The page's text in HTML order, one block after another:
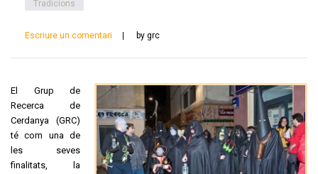
Tradicions
Escriure un comentari by grc
El Grup de
Recerca de
Cerdanya (GRC)
té com una de
les seves
finalitats, la